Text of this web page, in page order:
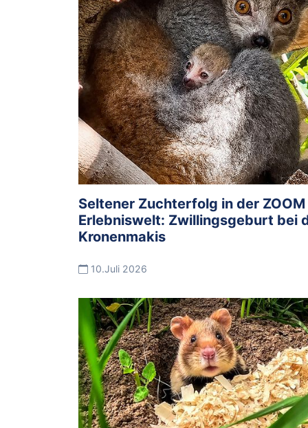
Seltener Zuchterfolg in der ZOOM
Erlebniswelt: Zwillingsgeburt bei
Kronenmakis
10.Juli 2026